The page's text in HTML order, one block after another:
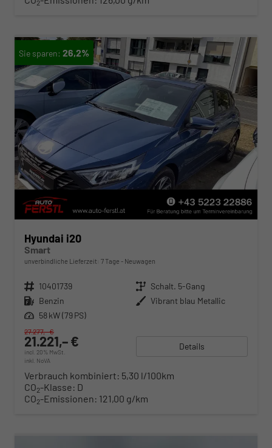
2
26,2%
Hyundai i20
Smart
unverbindliche Lieferzeit: 7 Tage Neuwagen
Fahrzeugnr. 10401739 Getriebe Schalt. 5-Gang
Kraftstoff Benzin Außenfarbe Vibrant blau Metallic
Leistung 58 kW (79 PS)
21.221,– €
incl. 20% MwSt.
inkl. NoVA
27.277,– €
Details
Verbrauch kombiniert: 5,30 l/100km
CO2-Klasse: D
CO2-Emissionen: 121,00 g/km